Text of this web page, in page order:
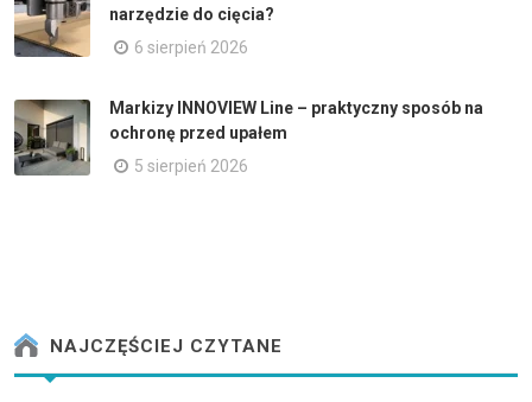
narzędzie do cięcia?
6 sierpień 2026
Markizy INNOVIEW Line – praktyczny sposób na
ochronę przed upałem
5 sierpień 2026
NAJCZĘŚCIEJ CZYTANE